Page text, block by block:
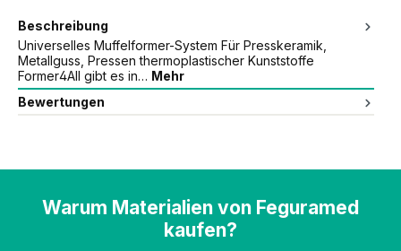
Beschreibung
Universelles Muffelformer-System Für Presskeramik,
Metallguss, Pressen thermoplastischer Kunststoffe
Former4All gibt es in… Mehr
Bewertungen
Warum Materialien von Feguramed
kaufen?